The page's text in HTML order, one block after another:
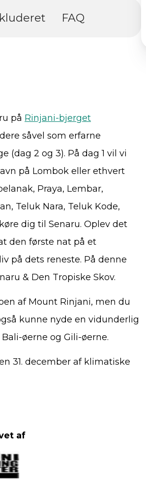
FAQ
på Rinjani-bjerget
såvel som erfarne
(dag 2 og 3). På dag 1 vil vi
på Lombok eller ethvert
Praya, Lembar,
Teluk Nara, Teluk Kode,
dig til Senaru. Oplev det
den første nat på et
på dets reneste. På denne
& Den Tropiske Skov.
af Mount Rinjani, men du
kunne nyde en vidunderlig
øerne og Gili-øerne.
31. december af klimatiske
af